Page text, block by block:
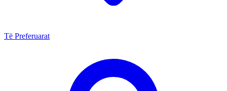
Të Preferuarat